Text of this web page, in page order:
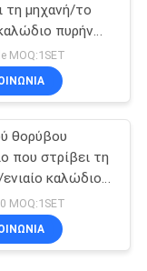
τη μηχανή/το
πυρήνων
που
τη μηχανή
MOQ:1SET
θορύβου
που στρίβει τη
καλώδιο
που βάζει τη
MOQ:1SET